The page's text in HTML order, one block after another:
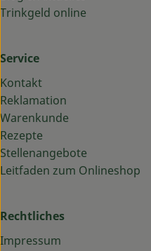
Trinkgeld online
Service
Kontakt
Reklamation
Warenkunde
Rezepte
Stellenangebote
Leitfaden zum Onlineshop
Rechtliches
Impressum